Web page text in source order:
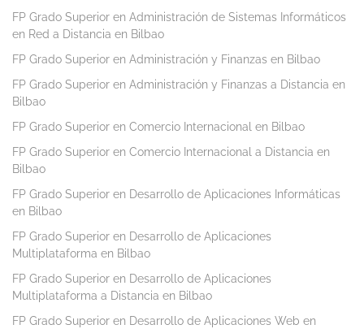
FP Grado Superior en Administración de Sistemas Informáticos
en Red a Distancia en Bilbao
FP Grado Superior en Administración y Finanzas en Bilbao
FP Grado Superior en Administración y Finanzas a Distancia en
Bilbao
FP Grado Superior en Comercio Internacional en Bilbao
FP Grado Superior en Comercio Internacional a Distancia en
Bilbao
FP Grado Superior en Desarrollo de Aplicaciones Informáticas
en Bilbao
FP Grado Superior en Desarrollo de Aplicaciones
Multiplataforma en Bilbao
FP Grado Superior en Desarrollo de Aplicaciones
Multiplataforma a Distancia en Bilbao
FP Grado Superior en Desarrollo de Aplicaciones Web en